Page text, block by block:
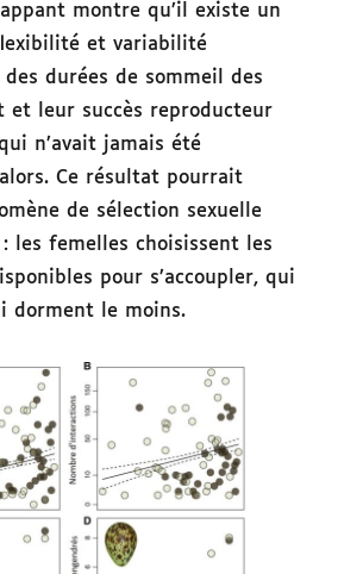
montre qu’il existe un
et variabilité
durées de sommeil des
et leur succès reproducteur
n’avait jamais été
Ce résultat pourrait
de sélection sexuelle
les femelles choisissent les
pour s’accoupler, qui
dorment le moins.